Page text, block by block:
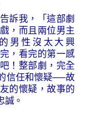
訴我，「這部劇
，而且兩位男主
男性沒太大興
，看完的第一感
！整部劇，完全
信任和懷疑──故
的懷疑，故事的
。